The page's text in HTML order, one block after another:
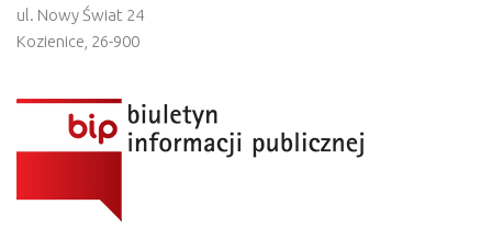
ul. Nowy Świat 24
Kozienice 26-900